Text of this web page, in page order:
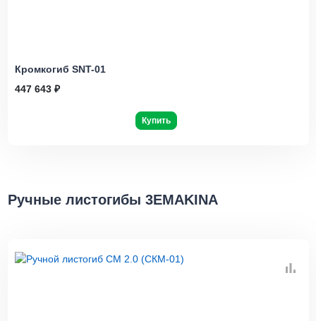
Кромкогиб SNT-01
447 643 ₽
Купить
Ручные листогибы 3EMAKINA